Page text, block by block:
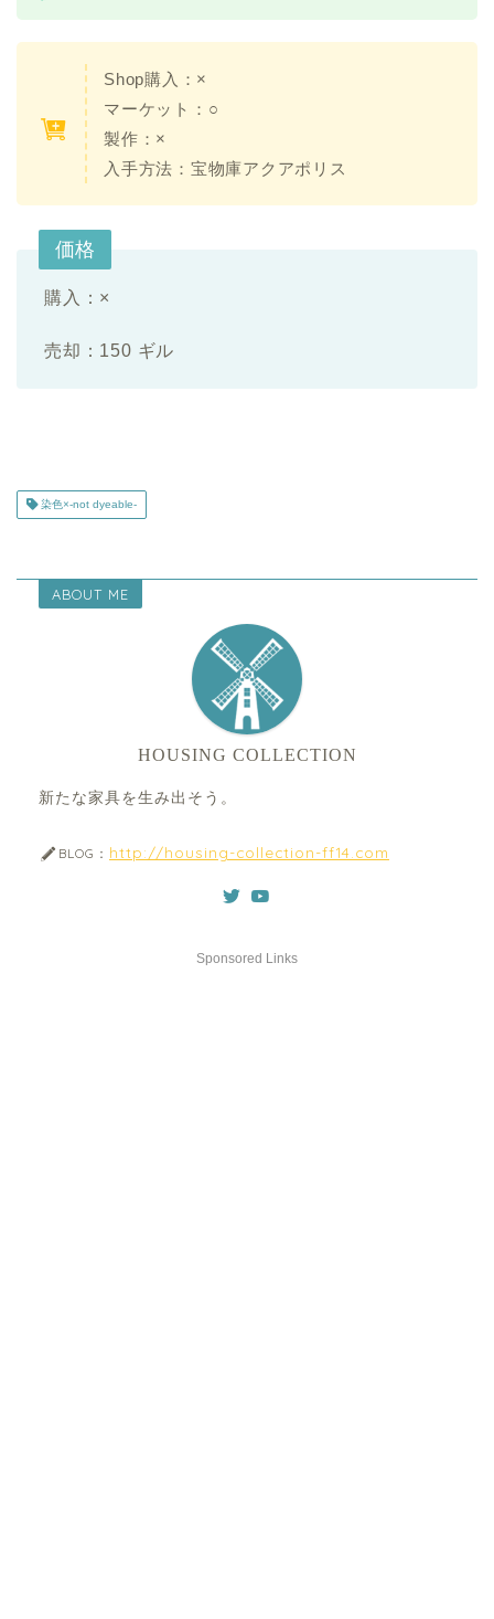
Shop購入： ×
マーケット：○
製作： ×
入手方法：宝物庫アクアポリス
価格
購入： ×
売却：150 ギル
染色×-not dyeable-
ABOUT ME
HOUSING COLLECTION
新たな家具を生み出そう。
BLOG： http://housing-collection-ff14.com
Sponsored Links